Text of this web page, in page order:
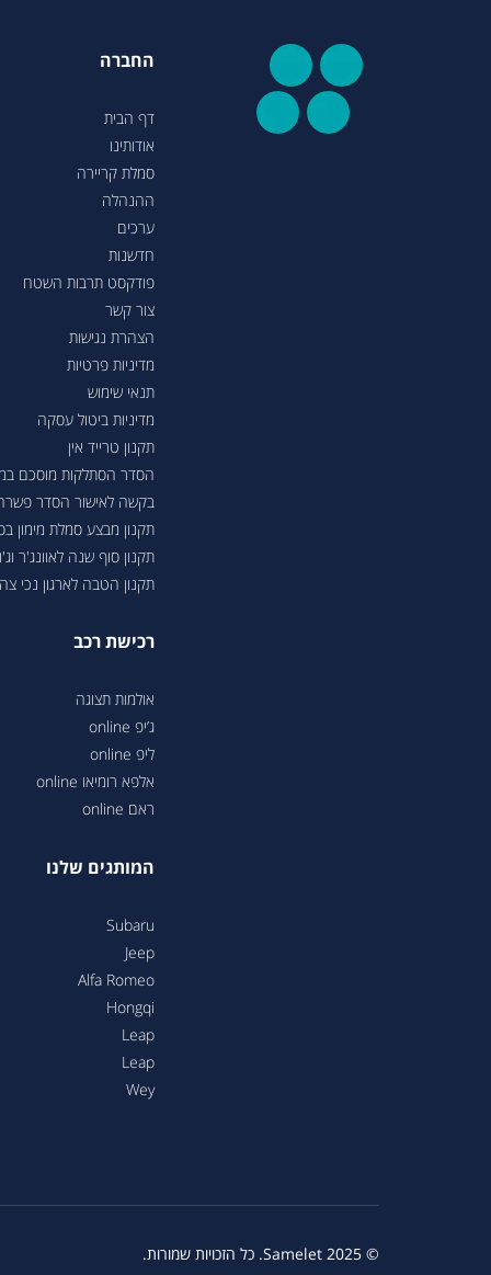
החברה
דף הבית
אודותינו
סמלת קריירה
ההנהלה
ערכים
חדשנות
פודקסט תרבות השטח
צור קשר
הצהרת נגישות
מדיניות פרטיות
תנאי שימוש
מדיניות ביטול עסקה
תקנון טרייד אין
הסדר הסתלקות מוסכם
בקשה לאישור הסדר פשרה בת"צ 38503-08-23 בעניין טווחי נסיעה
תקנון מבצע סמלת מימון
תקנון סוף שנה לאוונג'ר
תקנון הטבה לארגון נכי צה"ל
רכישת רכב
אולמות תצוגה
ג’יפ online
ליפ online
אלפא רומיאו online
ראם online
המותגים שלנו
Subaru
Jeep
Alfa Romeo
Hongqi
Leap
Leap
Wey
© 2025 Samelet. כל הזכויות שמורות.